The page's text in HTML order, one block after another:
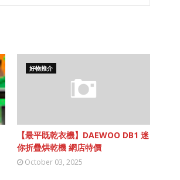
好物推介
【最平既乾衣機】DAEWOO DB1 迷
你折疊烘乾機 網店特價
October 03, 2025